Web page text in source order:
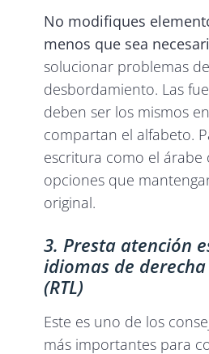
No modifiques
menos que sea
solucionar problemas
desbordamiento. Las
deben ser los mismos
compartan el alfabeto.
escritura como el árabe
opciones que
original.
3. Presta atención
idiomas de
(RTL)
Este es uno de los
más importantes para